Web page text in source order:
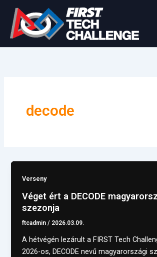
content
decode
Verseny
Véget ért a DECODE
szezonja
ftcadmin/ 2026.03.09.
A hétvégén lezárult a FIRST Tech
2026-os, DECODE nevű magyarországi